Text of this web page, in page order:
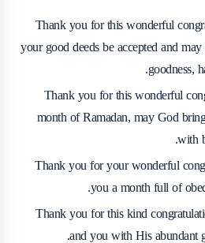
Thank you for this wonderful
your good deeds be accepted and
goodness,
Thank you for this wonderful
month of Ramadan, may God
with
Thank you for your wonderful
you a month full of
Thank you for this kind
and you with His abundant